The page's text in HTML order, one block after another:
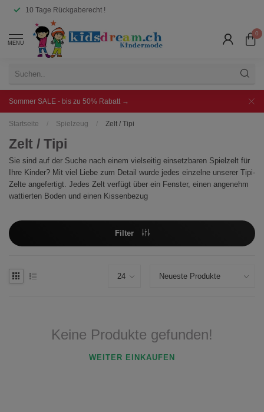
10 Tage Rückgaberecht !
MENU
0
Sommer SALE - bis zu 50% Rabatt →
Startseite / Spielzeug / Zelt / Tipi
Zelt / Tipi
Sie sind auf der Suche nach einem vielseitig einsetzbaren Spielzelt für
Ihre Kinder? Mit viel Liebe zum Detail wurde jedes einzelne unserer Tipi-
Zelte angefertigt. Jedes Zelt verfügt über ein Fenster, einen angenehm
wattierten Boden und einen Kissenbezug
Filter
Keine Produkte gefunden!
WEITER EINKAUFEN